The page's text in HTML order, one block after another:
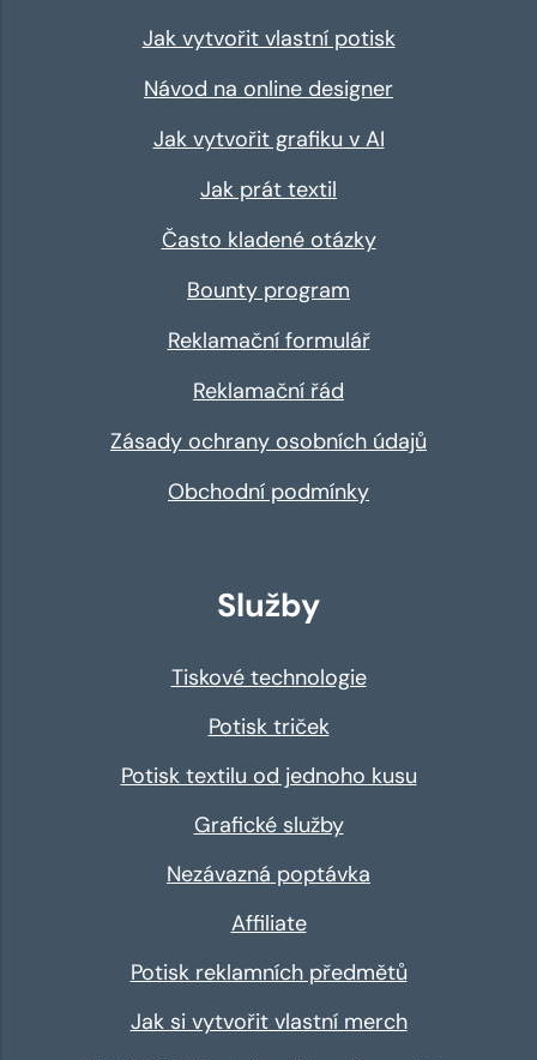
Jak vytvořit vlastní potisk
Návod na online designer
Jak vytvořit grafiku v AI
Jak prát textil
Často kladené otázky
Bounty program
Reklamační formulář
Reklamační řád
Zásady ochrany osobních údajů
Obchodní podmínky
Služby
Tiskové technologie
Potisk triček
Potisk textilu od jednoho kusu
Grafické služby
Nezávazná poptávka
Affiliate
Potisk reklamních předmětů
Jak si vytvořit vlastní merch